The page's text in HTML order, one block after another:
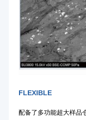
FLEXIBLE
配备了多功能超大样品